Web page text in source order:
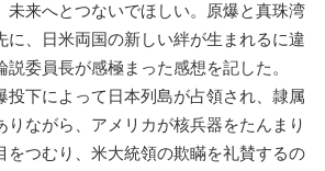
未来へとつないでほしい。原爆と真珠湾
に、日米両国の新しい絆が生まれるに違
委員長が感極まった感想を記した。
下によって日本列島が占領され、隷属
りながら、アメリカが核兵器をたんまり
をつむり、米大統領の欺瞞を礼賛するの